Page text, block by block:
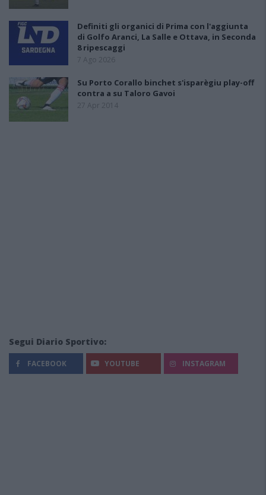
Definiti gli organici di Prima con l'aggiunta
di Golfo Aranci, La Salle e Ottava, in Seconda
8 ripescaggi
7 Ago 2026
Su Porto Corallo binchet s'isparègiu play-off
contra a su Taloro Gavoi
27 Apr 2014
Segui Diario Sportivo:
FACEBOOK YOUTUBE INSTAGRAM